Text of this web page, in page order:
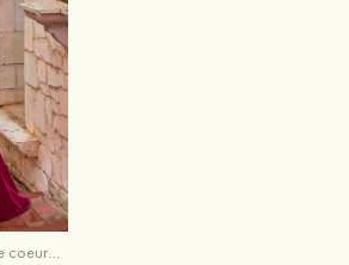
Trumpette/Sirène cache coeur soie comme du satin traîne balayage robe de bal avec plissé paillettes